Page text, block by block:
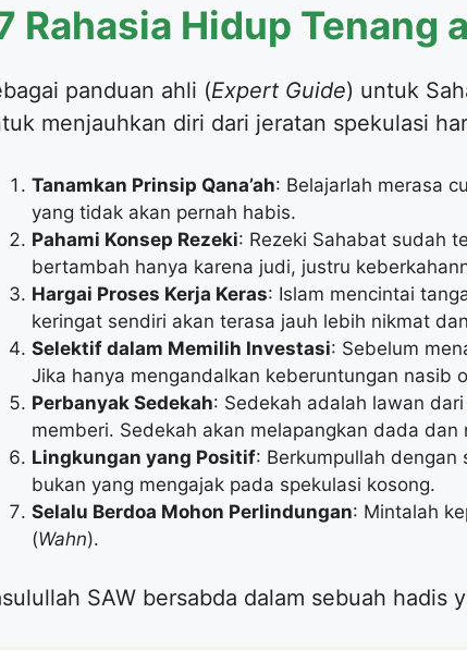
Rahasia Hidup Tenang
panduan ahli (Expert Guide) untuk
menjauhkan diri dari jeratan spekulasi
Tanamkan Prinsip Qana’ah: Belajarlah merasa
yang tidak akan pernah habis.
Pahami Konsep Rezeki: Rezeki Sahabat sudah
bertambah hanya karena judi, justru
Hargai Proses Kerja Keras: Islam mencintai
keringat sendiri akan terasa jauh lebih nikmat
Selektif dalam Memilih Investasi: Sebelum
Jika hanya mengandalkan keberuntungan nasib
Perbanyak Sedekah: Sedekah adalah lawan
memberi. Sedekah akan melapangkan dada dan
Lingkungan yang Positif: Berkumpullah
bukan yang mengajak pada spekulasi kosong.
Selalu Berdoa Mohon Perlindungan: Mintalah
(Wahn).
SAW bersabda dalam sebuah